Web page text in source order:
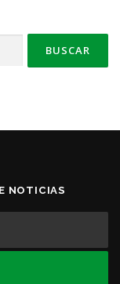
NOTICIAS